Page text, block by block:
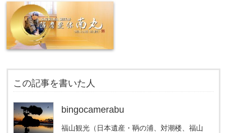
この記事を書いた人
bingocamerabu
福山観光（日本遺産・鞆の浦、対潮楼、福山